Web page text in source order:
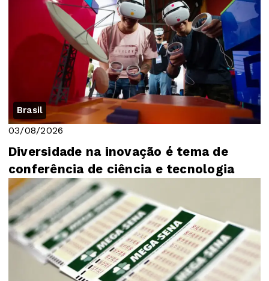
Brasil
03/08/2026
Diversidade na inovação é tema de
conferência de ciência e tecnologia